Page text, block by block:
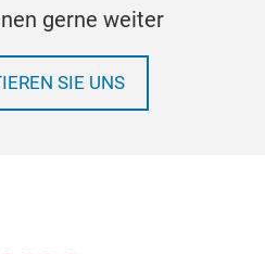
gerne weiter
SIE UNS